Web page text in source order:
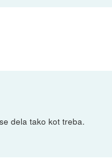
dela tako kot treba.